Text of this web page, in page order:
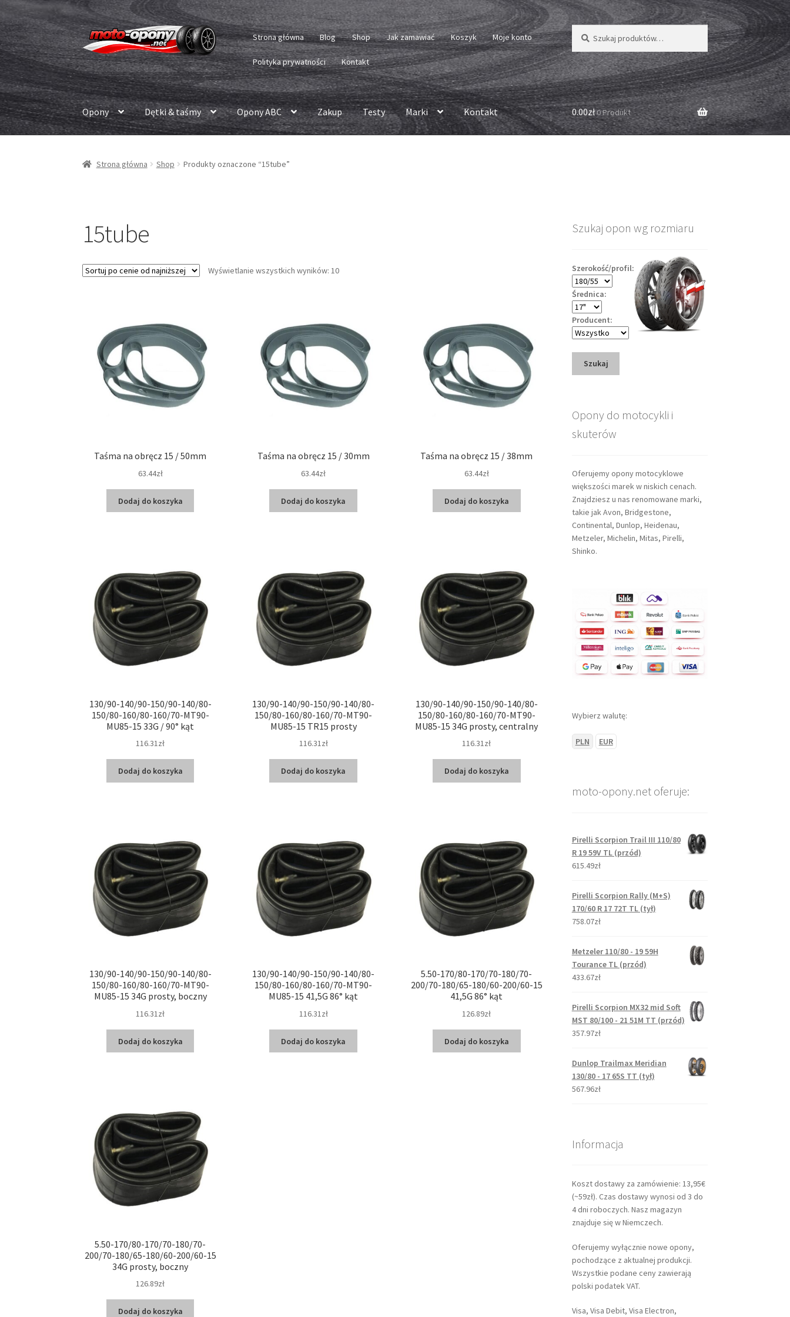
Przejdź
do
nawigacji
Przejdź
do
treści
Strona główna Blog Shop Jak zamawiać Koszyk Moje konto
Polityka prywatności Kontakt
Szukaj:
Szukaj
Opony Dętki & taśmy Opony ABC Zakup Testy Marki Kontakt 0.00zł0 Produkt
Strona główna Shop Produkty oznaczone “15tube”
15tube
Wyświetlanie wszystkich wyników: 10Posortowane
do
wysokiej
Taśma na obręcz 15 / 50mm
63.44zł
Dodaj do koszyka
Taśma na obręcz 15 / 30mm
63.44zł
Dodaj do koszyka
Taśma na obręcz 15 / 38mm
63.44zł
Dodaj do koszyka
130/90-140/90-150/90-140/80-
150/80-160/80-160/70-MT90-
MU85-15 33G / 90° kąt
116.31zł
Dodaj do koszyka
130/90-140/90-150/90-140/80-
150/80-160/80-160/70-MT90-
MU85-15 TR15 prosty
116.31zł
Dodaj do koszyka
130/90-140/90-150/90-140/80-
150/80-160/80-160/70-MT90-
MU85-15 34G prosty, centralny
116.31zł
Dodaj do koszyka
130/90-140/90-150/90-140/80-
150/80-160/80-160/70-MT90-
MU85-15 34G prosty, boczny
116.31zł
Dodaj do koszyka
130/90-140/90-150/90-140/80-
150/80-160/80-160/70-MT90-
MU85-15 41,5G 86° kąt
116.31zł
Dodaj do koszyka
5.50-170/80-170/70-180/70-
200/70-180/65-180/60-200/60-15
41,5G 86° kąt
126.89zł
Dodaj do koszyka
5.50-170/80-170/70-180/70-
200/70-180/65-180/60-200/60-15
34G prosty, boczny
126.89zł
Dodaj do koszyka
Szukaj opon wg rozmiaru
Szerokość/profil:
Średnica:
Producent:
Szukaj
Opony do motocykli i
skuterów
Oferujemy opony motocyklowe
większości marek w niskich cenach.
Znajdziesz u nas renomowane marki,
takie jak Avon, Bridgestone,
Continental, Dunlop, Heidenau,
Metzeler, Michelin, Mitas, Pirelli,
Shinko.
Wybierz walutę:
PLN EUR
moto-opony.net oferuje:
Pirelli Scorpion Trail III 110/80
R 19 59V TL (przód)
615.49zł
Pirelli Scorpion Rally (M+S)
170/60 R 17 72T TL (tył)
758.07zł
Metzeler 110/80 - 19 59H
Tourance TL (przód)
433.67zł
Pirelli Scorpion MX32 mid Soft
MST 80/100 - 21 51M TT (przód)
357.97zł
Dunlop Trailmax Meridian
130/80 - 17 65S TT (tył)
567.96zł
Informacja
Koszt dostawy za zamówienie: 13,95€
(~59zł). Czas dostawy wynosi od 3 do
4 dni roboczych. Nasz magazyn
znajduje się w Niemczech.
Oferujemy wyłącznie nowe opony,
pochodzące z aktualnej produkcji.
Wszystkie podane ceny zawierają
polski podatek VAT.
Visa, Visa Debit, Visa Electron,